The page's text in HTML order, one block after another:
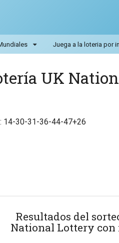
Juega a la loteria por
UK
14-30-31-36-44-47+26
Resultados del
National Lottery con